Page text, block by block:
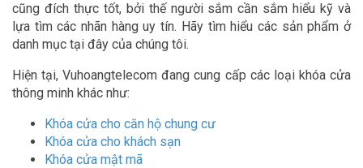
cũng đích thực tốt, bởi thế người sắm cần sắm hiểu kỹ và
lựa tìm các nhãn hàng uy tín. Hãy tìm hiểu các sản phẩm ở
danh mục tại đây của chúng tôi.
Hiện tại, Vuhoangtelecom đang cung cấp các loại khóa cửa
thông minh khác như:
Khóa cửa cho căn hộ chung cư
Khóa cửa cho khách sạn
Khóa cửa mật mã